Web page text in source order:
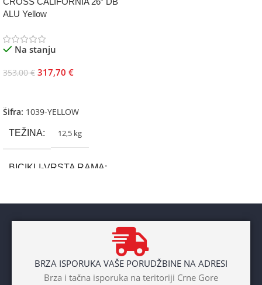
ALU Yellow
Na stanju
353,00€ 317,70 €
Šifra: 1039-YELLOW
TEŽINA 12,5 kg
BICIKLI-VRSTA RAMA
BRZA ISPORUKA VAŠE PORUDŽBINE NA ADRESI
Brza i tačna isporuka na teritoriji Crne Gore